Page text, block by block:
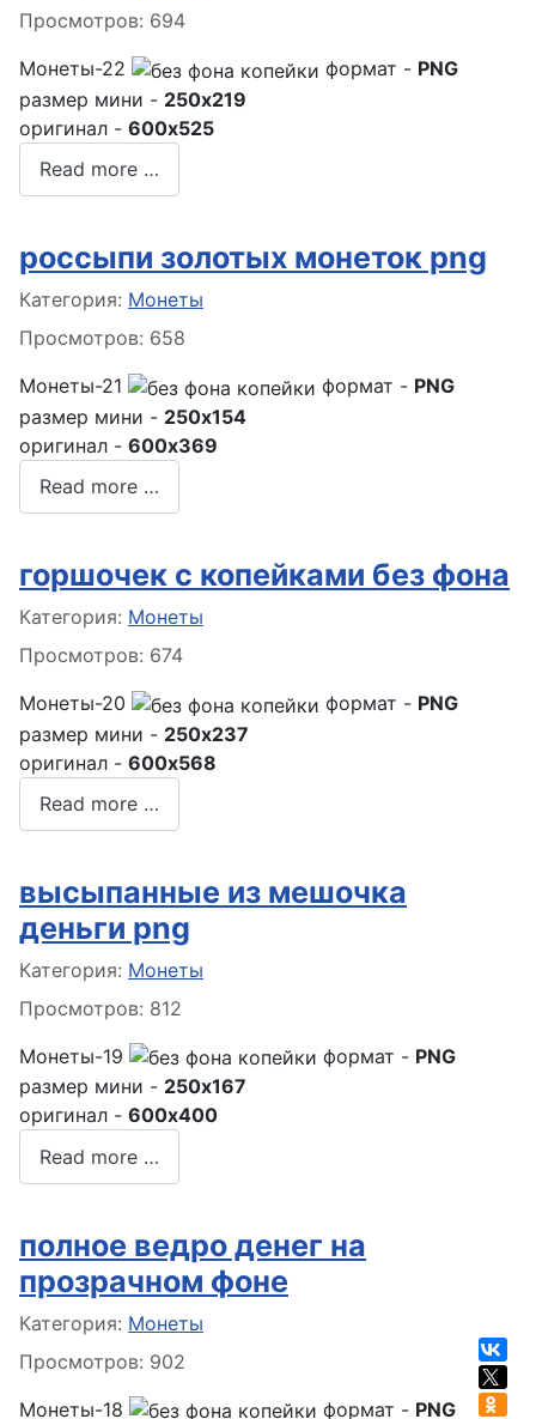
Просмотров: 694
Монеты-22
формат - PNG
размер мини - 250x219
оригинал - 600x525
Read more …
россыпи золотых монеток png
Информация о материале
Категория: Монеты
Просмотров: 658
Монеты-21
формат - PNG
размер мини - 250x154
оригинал - 600x369
Read more …
горшочек с копейками без фона
Информация о материале
Категория: Монеты
Просмотров: 674
Монеты-20
формат - PNG
размер мини - 250x237
оригинал - 600x568
Read more …
высыпанные из мешочка
деньги png
Информация о материале
Категория: Монеты
Просмотров: 812
Монеты-19
формат - PNG
размер мини - 250x167
оригинал - 600x400
Read more …
полное ведро денег на
прозрачном фоне
Информация о материале
Категория: Монеты
Просмотров: 902
Монеты-18
формат - PNG